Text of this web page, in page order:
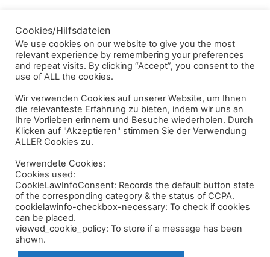
In den Schulferien, vom 19.12.2025 bis einschließlich
Dienstag, 06.01.2026, sind die Hallen in Köln für uns
gesperrt. Am Mittwoch, den 07.01.2026 sind die Hallen
wieder geöffnet.
In:Allgemein, Information, Termin
Hallenöffnung
Cookies/Hilfsdateien
We use cookies on our website to give you the most
relevant experience by remembering your preferences
and repeat visits. By clicking “Accept”, you consent to the
use of ALL the cookies.
Wir verwenden Cookies auf unserer Website, um Ihnen
die relevanteste Erfahrung zu bieten, indem wir uns an
Ihre Vorlieben erinnern und Besuche wiederholen. Durch
Klicken auf "Akzeptieren" stimmen Sie der Verwendung
ALLER Cookies zu.
Verwendete Cookies:
Cookies used:
CookieLawInfoConsent: Records the default button state
of the corresponding category & the status of CCPA.
cookielawinfo-checkbox-necessary: To check if cookies
can be placed.
viewed_cookie_policy: To store if a message has been
shown.